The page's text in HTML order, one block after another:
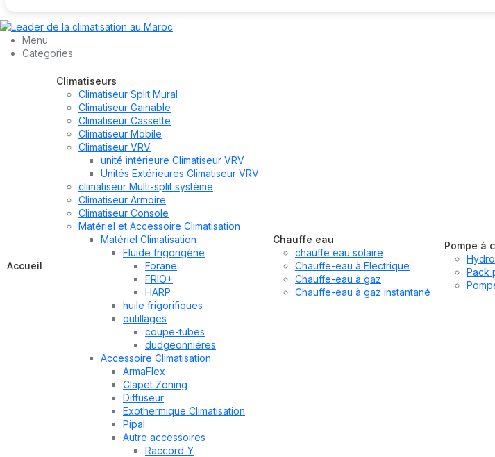
Menu
Categories
Accueil
Climatiseurs
Climatiseur Split Mural
Climatiseur Gainable
Climatiseur Cassette
Climatiseur Mobile
Climatiseur VRV
unité intérieure Climatiseur VRV
Unités Extérieures Climatiseur VRV
climatiseur Multi-split système
Climatiseur Armoire
Climatiseur Console
Matériel et Accessoire Climatisation
Matériel Climatisation
Fluide frigorigène
Forane
FRIO+
HARP
huile frigorifiques
outillages
coupe-tubes
dudgeonniéres
Accessoire Climatisation
ArmaFlex
Clapet Zoning
Diffuseur
Exothermique Climatisation
Pipal
Autre accessoires
Raccord-Y
Chauffe eau
chauffe eau solaire
Chauffe-eau à Electrique
Chauffe-eau à gaz
Chauffe-eau à gaz instantané
Pompe à
Pack